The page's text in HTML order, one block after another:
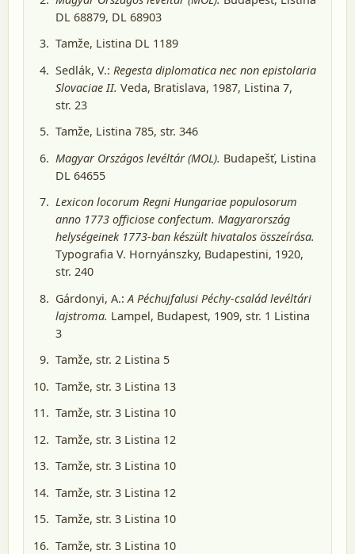
DL 68879, DL 68903
Tamže, Listina DL 1189
Sedlák, V.: Regesta diplomatica nec non epistolaria
Slovaciae II. Veda, Bratislava, 1987, Listina 7,
str. 23
Tamže, Listina 785, str. 346
Magyar Országos levéltár (MOL). Budapešť, Listina
DL 64655
Lexicon locorum Regni Hungariae populosorum
anno 1773 officiose confectum. Magyarország
helységeinek 1773-ban készült hivatalos összeírása.
Typografia V. Hornyánszky, Budapestini, 1920,
str. 240
Gárdonyi, A.: A Péchujfalusi Péchy-család levéltári
lajstroma. Lampel, Budapest, 1909, str. 1 Listina
3
Tamže, str. 2 Listina 5
Tamže, str. 3 Listina 13
Tamže, str. 3 Listina 10
Tamže, str. 3 Listina 12
Tamže, str. 3 Listina 10
Tamže, str. 3 Listina 12
Tamže, str. 3 Listina 10
Tamže, str. 3 Listina 10